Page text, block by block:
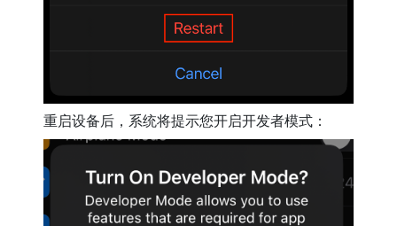
重启设备后，系统将提示您开启开发者模式：